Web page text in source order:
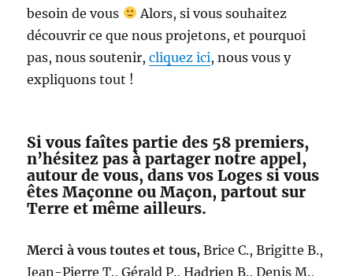
besoin de vous
Alors, si vous souhaitez
découvrir ce que nous projetons, et pourquoi
pas, nous soutenir,cliquez ici, nous vous y
expliquons tout !
Si vous faîtes partie des 58 premiers,
n’hésitez pas à partager notre appel,
autour de vous, dans vos Loges si vous
êtes Maçonne ou Maçon, partout sur
Terre et même ailleurs.
Merci à vous toutes et tous, Brice C., Brigitte B.,
Jean-Pierre T., Gérald P., Hadrien B., Denis M.,